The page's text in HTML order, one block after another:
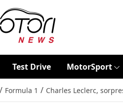
Test Drive MotorSport
/ Formula 1 / Charles Leclerc,